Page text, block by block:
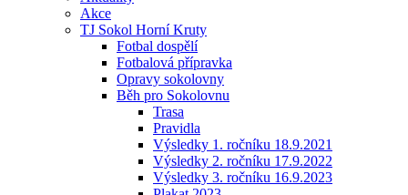
Akce
TJ Sokol Horní Kruty
Fotbal dospělí
Fotbalová přípravka
Opravy sokolovny
Běh pro Sokolovnu
Trasa
Pravidla
Výsledky 1. ročníku 18.9.2021
Výsledky 2. ročníku 17.9.2022
Výsledky 3. ročníku 16.9.2023